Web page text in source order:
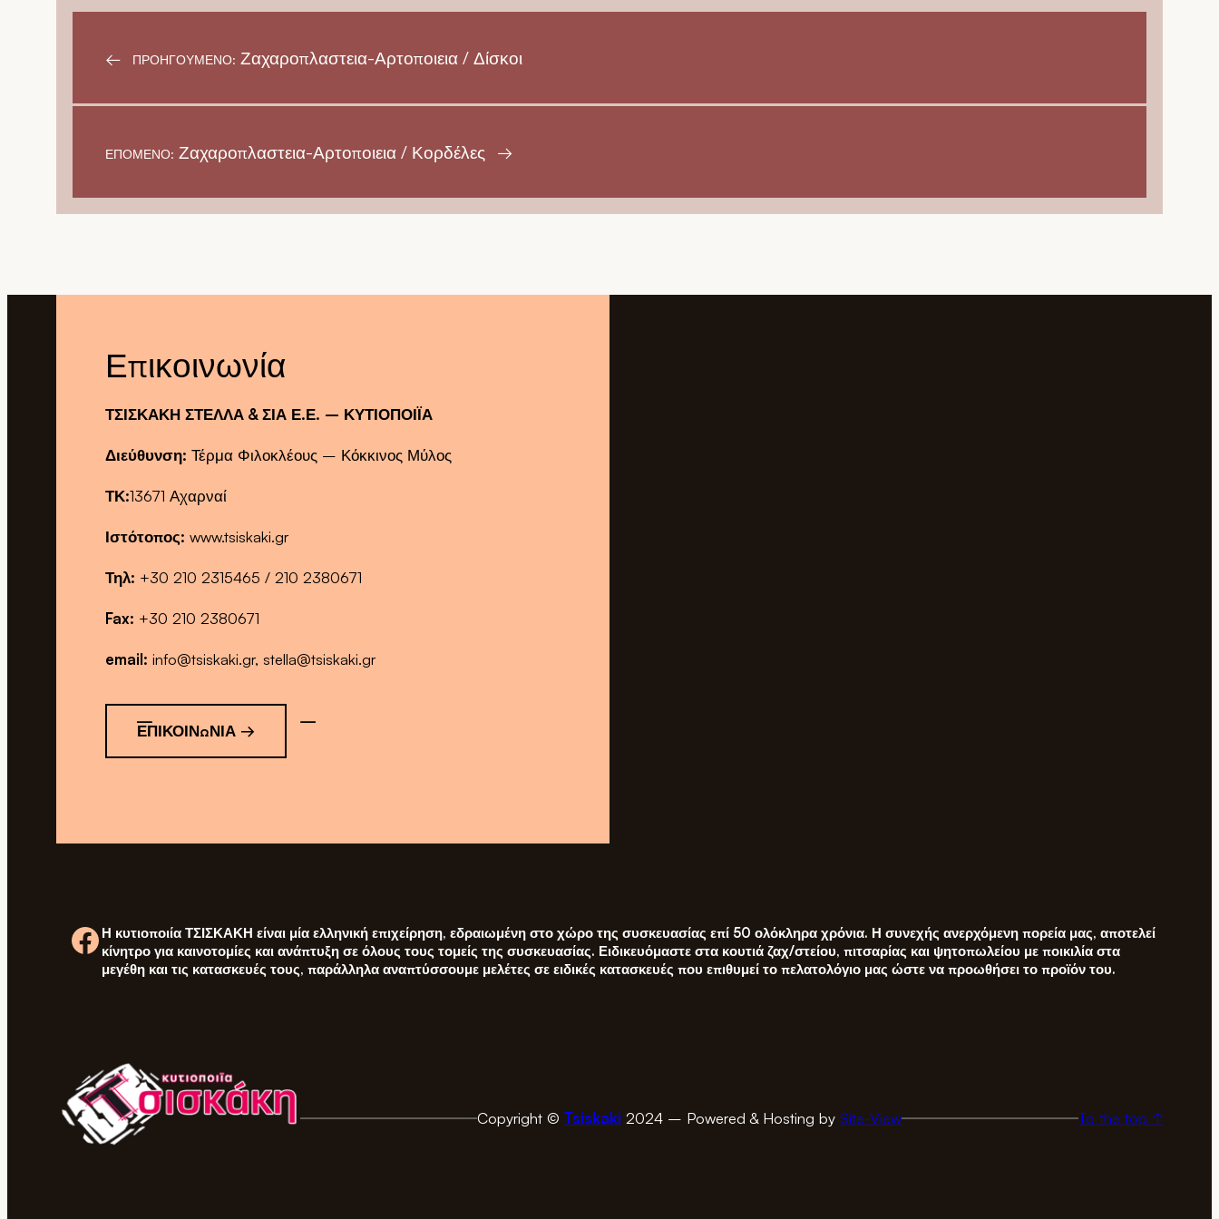
← ΠΡΟΗΓΟΎΜΕΝΟ: Ζαχαροπλαστεια-Αρτοποιεια / Δίσκοι
ΕΠΌΜΕΝΟ: Ζαχαροπλαστεια-Αρτοποιεια / Κορδέλες →
Επικοινωνία
ΤΣΙΣΚΑΚΗ ΣΤΕΛΛΑ & ΣΙΑ Ε.Ε. – ΚΥΤΙΟΠΟΙΪΑ
Διεύθυνση: Τέρμα Φιλοκλέους – Κόκκινος Μύλος
ΤΚ:13671 Αχαρναί
Ιστότοπος: www.tsiskaki.gr
Τηλ: +30 210 2315465 / 210 2380671
Fax: +30 210 2380671
email: info@tsiskaki.gr, stella@tsiskaki.gr
ΕΠΙΚΟΙΝΩΝΊΑ →
Facebook Η κυτιοποιία ΤΣΙΣΚΑΚΗ είναι μία ελληνική επιχείρηση, εδραιωμένη στο χώρο της συσκευασίας επί 50 ολόκληρα χρόνια. Η συνεχής ανερχόμενη πορεία μας, αποτελεί
κίνητρο για καινοτομίες και ανάπτυξη σε όλους τους τομείς της συσκευασίας. Ειδικευόμαστε στα κουτιά ζαχ/στείου, πιτσαρίας και ψητοπωλείου με ποικιλία στα
μεγέθη και τις κατασκευές τους, παράλληλα αναπτύσσουμε μελέτες σε ειδικές κατασκευές που επιθυμεί το πελατολόγιο μας ώστε να προωθήσει το προϊόν του.
Copyright © Tsiskaki 2024 – Powered & Hosting by Site-View To the top ↑